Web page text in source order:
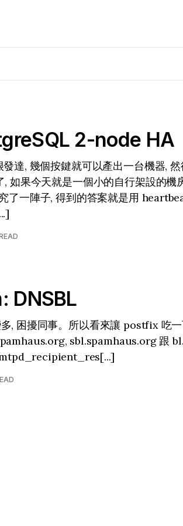
2-node HA
達, 幾個按鍵就可以產出一台機器,
, 如果今天就是一個小的自行架設的機
了一陣子, 得到的答案就是用
DNSBL
, 困擾同事。所以看來讓 postfix 吃
sbl.spamhaus.org 跟